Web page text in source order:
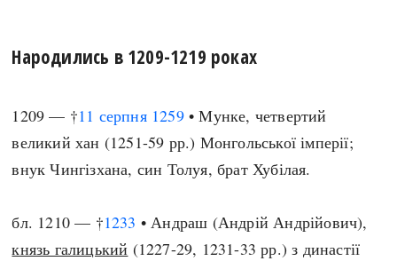
Народились в 1209-1219 роках
1209 — †11 серпня 1259• Мунке, четвертий
великий хан (1251-59 рр.) Монгольської імперії;
внук Чингізхана, син Толуя, брат Хубілая.
бл. 1210 — †1233 • Андраш (Андрій Андрійович),
князь галицький (1227-29, 1231-33 рр.) з династії